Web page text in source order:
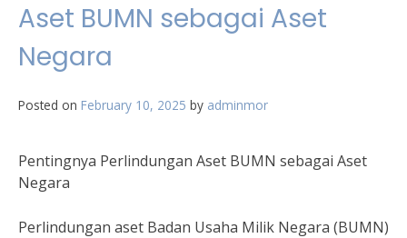
Aset BUMN sebagai Aset
Negara
Posted on February 10, 2025 by adminmor
Pentingnya Perlindungan Aset BUMN sebagai Aset
Negara
Perlindungan aset Badan Usaha Milik Negara (BUMN)